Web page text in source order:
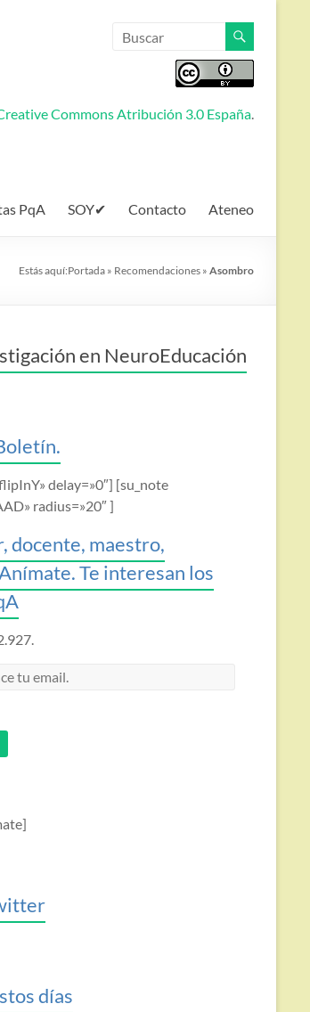
Commons Atribución 3.0 España.
PqA SOY✔ Contacto Ateneo
Estás aquí:Portada » Recomendaciones » Asombro
en NeuroEducación
delay=»0″] [su_note
radius=»20″ ]
docente, maestro,
Te interesan los
días